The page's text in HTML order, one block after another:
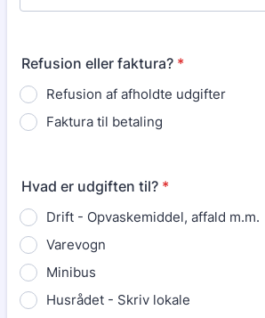
Refusion eller faktura? *
Refusion af afholdte udgifter
Faktura til betaling
Hvad er udgiften til? *
Drift - Opvaskemiddel, affald m.m.
Varevogn
Minibus
Husrådet - Skriv lokale